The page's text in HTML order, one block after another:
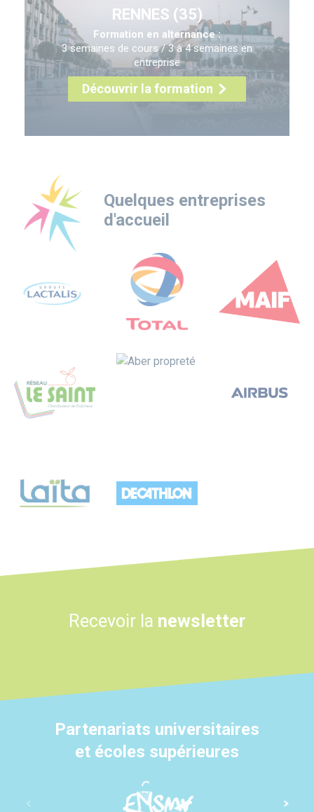
RENNES (35)
Formation en alternance :
3 semaines de cours / 3 à 4 semaines en
entreprise
Découvrir la formation
Quelques entreprises
d'accueil
Logo
Logo
Recevoir la newsletter
Partenariats universitaires
et écoles supérieures